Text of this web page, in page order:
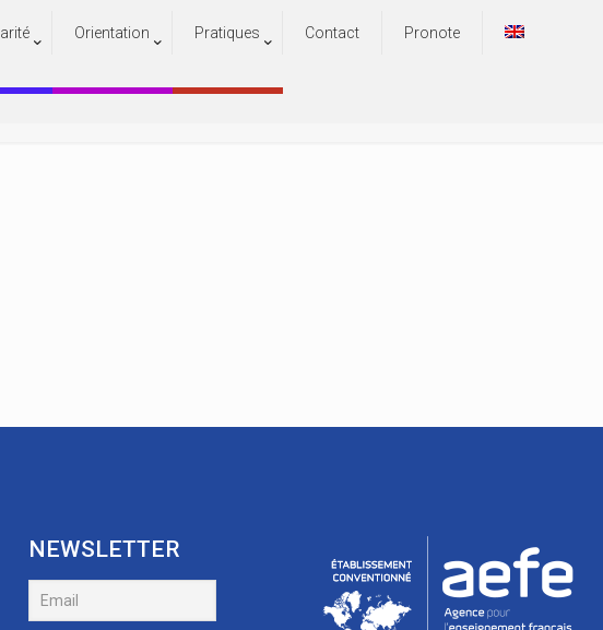
Orientation Pratiques Contact Pronote
NEWSLETTER